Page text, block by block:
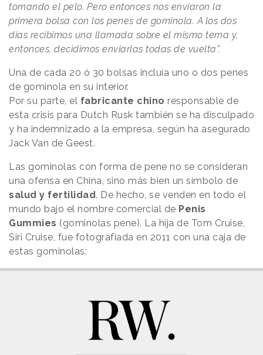
tomando el pelo. Pero entonces nos enviaron la
primera bolsa con los penes de gominola. A los dos
días recibimos una llamada sobre el mismo tema y,
entonces, decidimos enviarlas todas de vuelta”.
Una de cada 20 ó 30 bolsas incluía uno o dos penes
de gominola en su interior.
Por su parte, el fabricante chino responsable de
esta crisis para Dutch Rusk también se ha disculpado
y ha indemnizado a la empresa, según ha asegurado
Jack Van de Geest.
Las gominolas con forma de pene no se consideran
una ofensa en China, sino más bien un símbolo de
salud y fertilidad. De hecho, se venden en todo el
mundo bajo el nombre comercial de Penis
Gummies (gominolas pene). La hija de Tom Cruise,
Siri Cruise, fue fotografiada en 2011 con una caja de
estas gominolas: